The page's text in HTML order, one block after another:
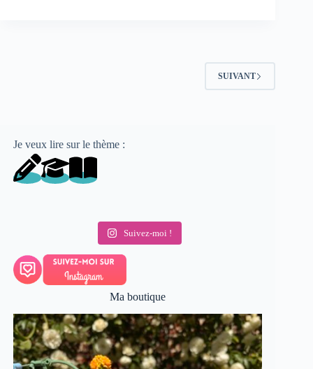
SUIVANT
Je veux lire sur le thème :
Suivez-moi !
Ma boutique